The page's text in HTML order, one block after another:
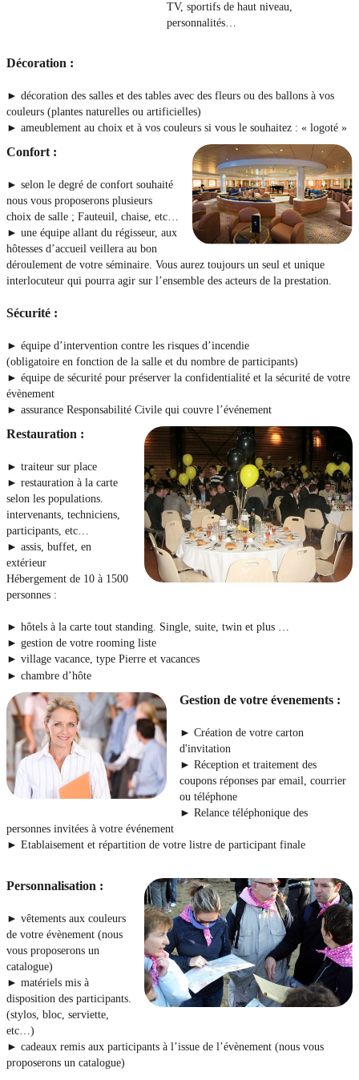
TV, sportifs de haut niveau,
personnalités…
Décoration :
► décoration des salles et des tables avec des fleurs ou des ballons à vos
couleurs (plantes naturelles ou artificielles)
► ameublement au choix et à vos couleurs si vous le souhaitez : « logoté »
Confort :
► selon le degré de confort souhaité
nous vous proposerons plusieurs
choix de salle ; Fauteuil, chaise, etc…
► une équipe allant du régisseur, aux
hôtesses d’accueil veillera au bon
déroulement de votre séminaire. Vous aurez toujours un seul et unique
interlocuteur qui pourra agir sur l’ensemble des acteurs de la prestation.
​Sécurité :
► équipe d’intervention contre les risques d’incendie
(obligatoire en fonction de la salle et du nombre de participants)
► équipe de sécurité pour préserver la confidentialité et la sécurité de votre
évènement
► assurance Responsabilité Civile qui couvre l’événement
Restauration :
► traiteur sur place
► restauration à la carte
selon les populations.
intervenants, techniciens,
participants, etc…
► assis, buffet, en
extérieur
Hébergement de 10 à 1500
personnes :
► hôtels à la carte tout standing. Single, suite, twin et plus …
► gestion de votre rooming liste
► village vacance, type Pierre et vacances
► chambre d’hôte
Gestion de votre évenements :
► Création de votre carton
d'invitation
► Réception et traitement des
coupons réponses par email, courrier
ou téléphone
► Relance téléphonique des
personnes invitées à votre événement
► Etablaisement et répartition de votre listre de participant finale
Personnalisation :
► vêtements aux couleurs
de votre évènement (nous
vous proposerons un
catalogue)
► matériels mis à
disposition des participants.
(stylos, bloc, serviette,
etc…)
► cadeaux remis aux participants à l’issue de l’évènement (nous vous
proposerons un catalogue)